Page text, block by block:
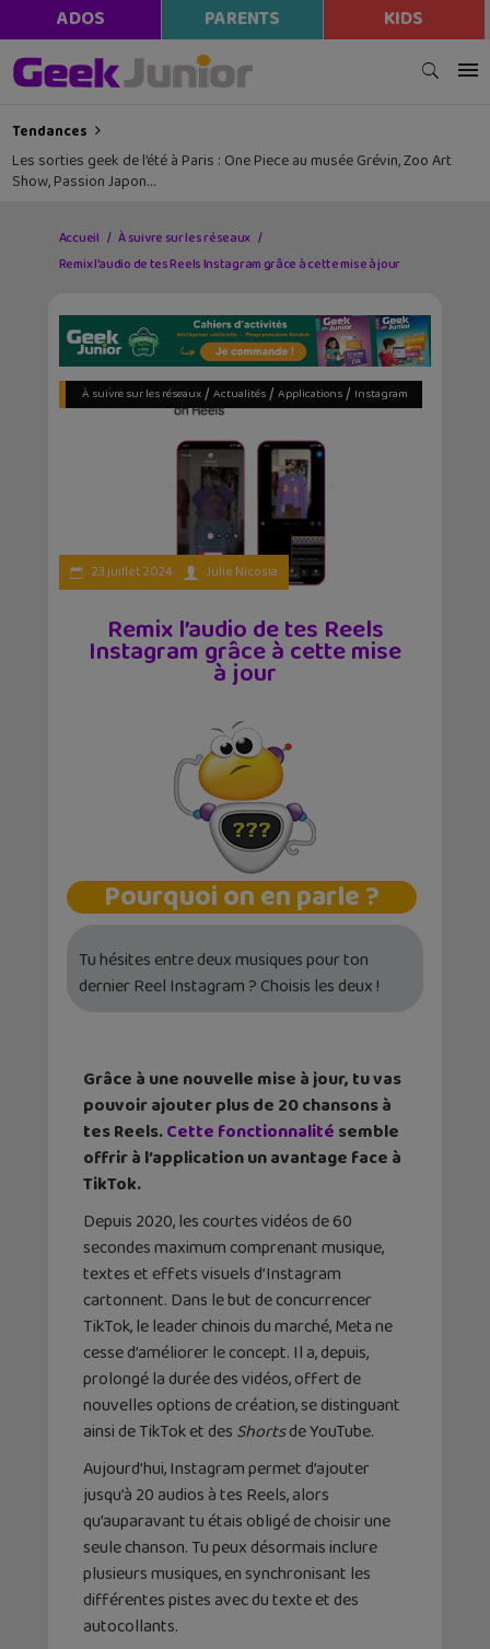
ADOS PARENTS KIDS
Tendances
Les sorties geek de l’été à Paris : One Piece au musée Grévin, Zoo Art
Show, Passion Japon…
Accueil
À suivre sur les réseaux
Remix l’audio de tes Reels Instagram grâce à cette mise à jour
À suivre sur les réseaux/ Actualités/ Applications/ Instagram
23 juillet 2024 Julie Nicosia
Remix l’audio de tes Reels
Instagram grâce à cette mise
à jour
Pourquoi on en parle ?
Tu hésites entre deux musiques pour ton
dernier Reel Instagram ? Choisis les deux !
Grâce à une nouvelle mise à jour, tu vas
pouvoir ajouter plus de 20 chansons à
tes Reels.Cette fonctionnalité semble
offrir à l’application un avantage face à
TikTok.
Depuis 2020, les courtes vidéos de 60
secondes maximum comprenant musique,
textes et effets visuels d’Instagram
cartonnent. Dans le but de concurrencer
TikTok, le leader chinois du marché, Meta ne
cesse d’améliorer le concept. Il a, depuis,
prolongé la durée des vidéos, offert de
nouvelles options de création, se distinguant
ainsi de TikTok et des Shortsde YouTube.
Aujourd’hui, Instagram permet d’ajouter
jusqu’à 20 audios à tes Reels, alors
qu’auparavant tu étais obligé de choisir une
seule chanson. Tu peux désormais inclure
plusieurs musiques, en synchronisant les
différentes pistes avec du texte et des
autocollants.